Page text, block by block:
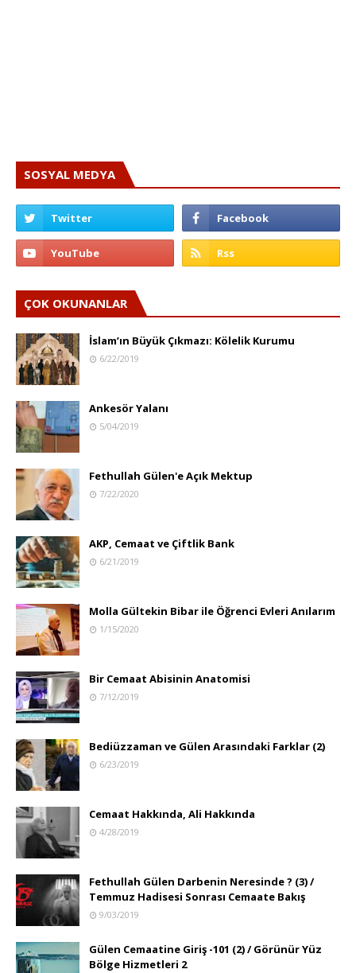
SOSYAL MEDYA
ÇOK OKUNANLAR
İslam’ın Büyük Çıkmazı: Kölelik Kurumu
6/22/2019
Ankesör Yalanı
5/04/2019
Fethullah Gülen'e Açık Mektup
7/22/2020
AKP, Cemaat ve Çiftlik Bank
6/21/2019
Molla Gültekin Bibar ile Öğrenci Evleri Anılarım
1/15/2020
Bir Cemaat Abisinin Anatomisi
7/12/2019
Bediüzzaman ve Gülen Arasındaki Farklar (2)
6/23/2019
Cemaat Hakkında, Ali Hakkında
4/28/2019
Fethullah Gülen Darbenin Neresinde ? (3) /
Temmuz Hadisesi Sonrası Cemaate Bakış
9/03/2019
Gülen Cemaatine Giriş -101 (2) / Görünür Yüz
Bölge Hizmetleri 2